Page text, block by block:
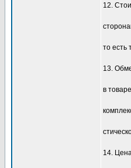
12.
то есть
13.
в
14.